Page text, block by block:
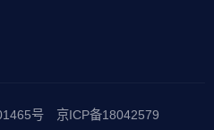
号 京ICP备18042579